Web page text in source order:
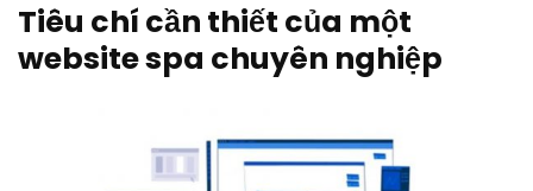
Tiêu chí cần thiết của một
website spa chuyên nghiệp